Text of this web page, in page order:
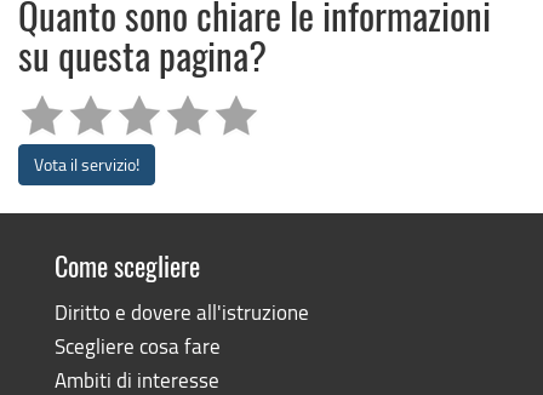
Quanto sono chiare le informazioni
su questa pagina?
Vota il servizio!
Come scegliere
Diritto e dovere all'istruzione
Scegliere cosa fare
Ambiti di interesse